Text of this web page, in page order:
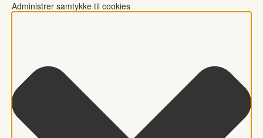
Administrer samtykke til cookies